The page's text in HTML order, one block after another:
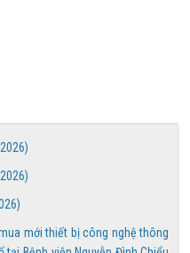
mới thiết bị công nghệ thông
viện Nguyễn Đình